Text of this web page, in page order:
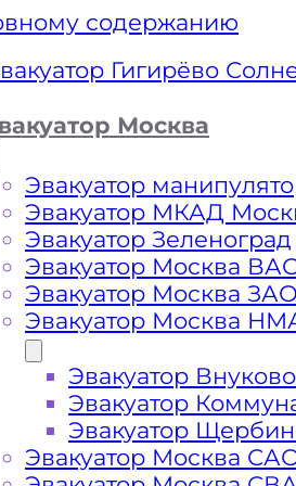
содержанию
Гигирёво
Москва
Эвакуатор
Эвакуатор МКАД
Эвакуатор Зеленоград
Эвакуатор Москва
Эвакуатор Москва
Эвакуатор Москва
Эвакуатор Внуково
Эвакуатор
Эвакуатор
Эвакуатор Москва